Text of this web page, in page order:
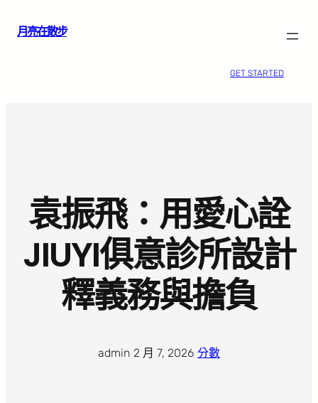
月亮在散步
GET STARTED
袁振飛：用愛心詮
JIUYI俱意診所設計
釋義務與擔負
admin 2 月 7, 2026 分數